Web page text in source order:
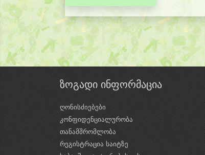
ზოგადი ინფორმაცია
ღონისძიებები
კონფიდენციალურობა
თანამშრომლობა
რეგისტრაცია საიტზე